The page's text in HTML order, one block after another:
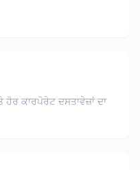
ਕਾਰਪੋਰੇਟ ਦਸਤਾਵੇਜ਼ਾਂ ਦਾ